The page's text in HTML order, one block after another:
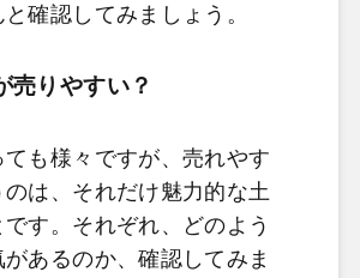
確認してみましょう。
売りやすい？
も様々ですが、売れやす
は、それだけ魅力的な土
す。それぞれ、どのよう
あるのか、確認してみま